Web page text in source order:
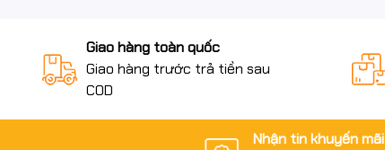
Giao hàng toàn quốc
Giao hàng trước trả tiền sau
COD
Nhận tin khuyến mãi